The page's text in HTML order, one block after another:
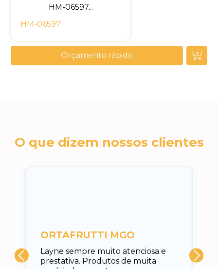
HM-06597...
HM-06597
Orçamento rápido
O que dizem nossos clientes
Layne sempre muito atenciosa e
prestativa. Produtos de muita
ORTAFRUTTI MGO